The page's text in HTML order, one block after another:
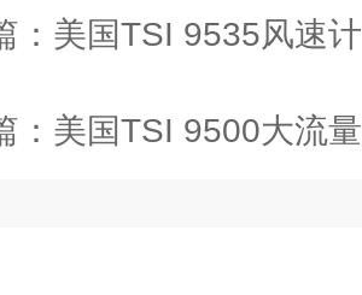
： 美国TSI 9535风速计
： 美国TSI 9500大流